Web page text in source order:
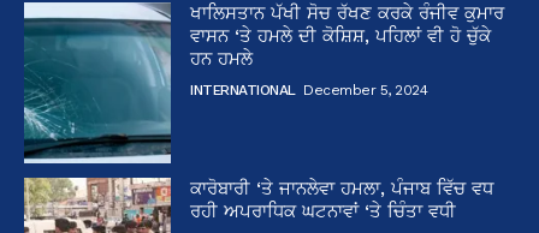
ਖਾਲਿਸਤਾਨ ਪੱਖੀ ਸੋਚ ਰੱਖਣ ਕਰਕੇ ਰੰਜੀਵ ਕੁਮਾਰ
ਵਾਸਨ ‘ਤੇ ਹਮਲੇ ਦੀ ਕੋਸ਼ਿਸ਼, ਪਹਿਲਾਂ ਵੀ ਹੋ ਚੁੱਕੇ
ਹਨ ਹਮਲੇ
INTERNATIONAL December 5, 2024
ਕਾਰੋਬਾਰੀ ‘ਤੇ ਜਾਨਲੇਵਾ ਹਮਲਾ, ਪੰਜਾਬ ਵਿੱਚ ਵਧ
ਰਹੀ ਅਪਰਾਧਿਕ ਘਟਨਾਵਾਂ ‘ਤੇ ਚਿੰਤਾ ਵਧੀ